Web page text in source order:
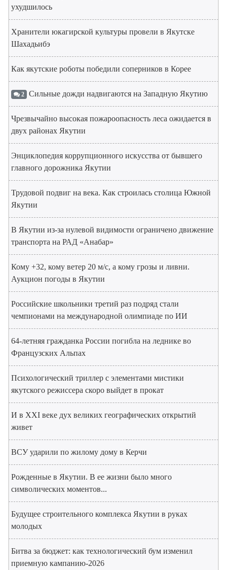
ухудшилось
Хранители юкагирской культуры провели в Якутске
Шахадьибэ
Как якутские роботы победили соперников в Корее
2 Сильные дожди надвигаются на Западную Якутию
Чрезвычайно высокая пожароопасность леса ожидается в
двух районах Якутии
Энциклопедия коррупционного искусства от бывшего
главного дорожника Якутии
Трудовой подвиг на века. Как строилась столица Южной
Якутии
В Якутии из-за нулевой видимости ограничено движение
транспорта на РАД «Анабар»
Кому +32, кому ветер 20 м/с, а кому грозы и ливни.
Аукцион погоды в Якутии
Российские школьники третий раз подряд стали
чемпионами на международной олимпиаде по ИИ
64-летняя гражданка России погибла на леднике во
Французских Альпах
Психологический триллер с элементами мистики
якутского режиссера скоро выйдет в прокат
И в XXI веке дух великих географических открытий
живет
ВСУ ударили по жилому дому в Керчи
Рожденные в Якутии. В ее жизни было много
символических моментов...
Будущее строительного комплекса Якутии в руках
молодых
Битва за бюджет: как технологический бум изменил
приемную кампанию-2026